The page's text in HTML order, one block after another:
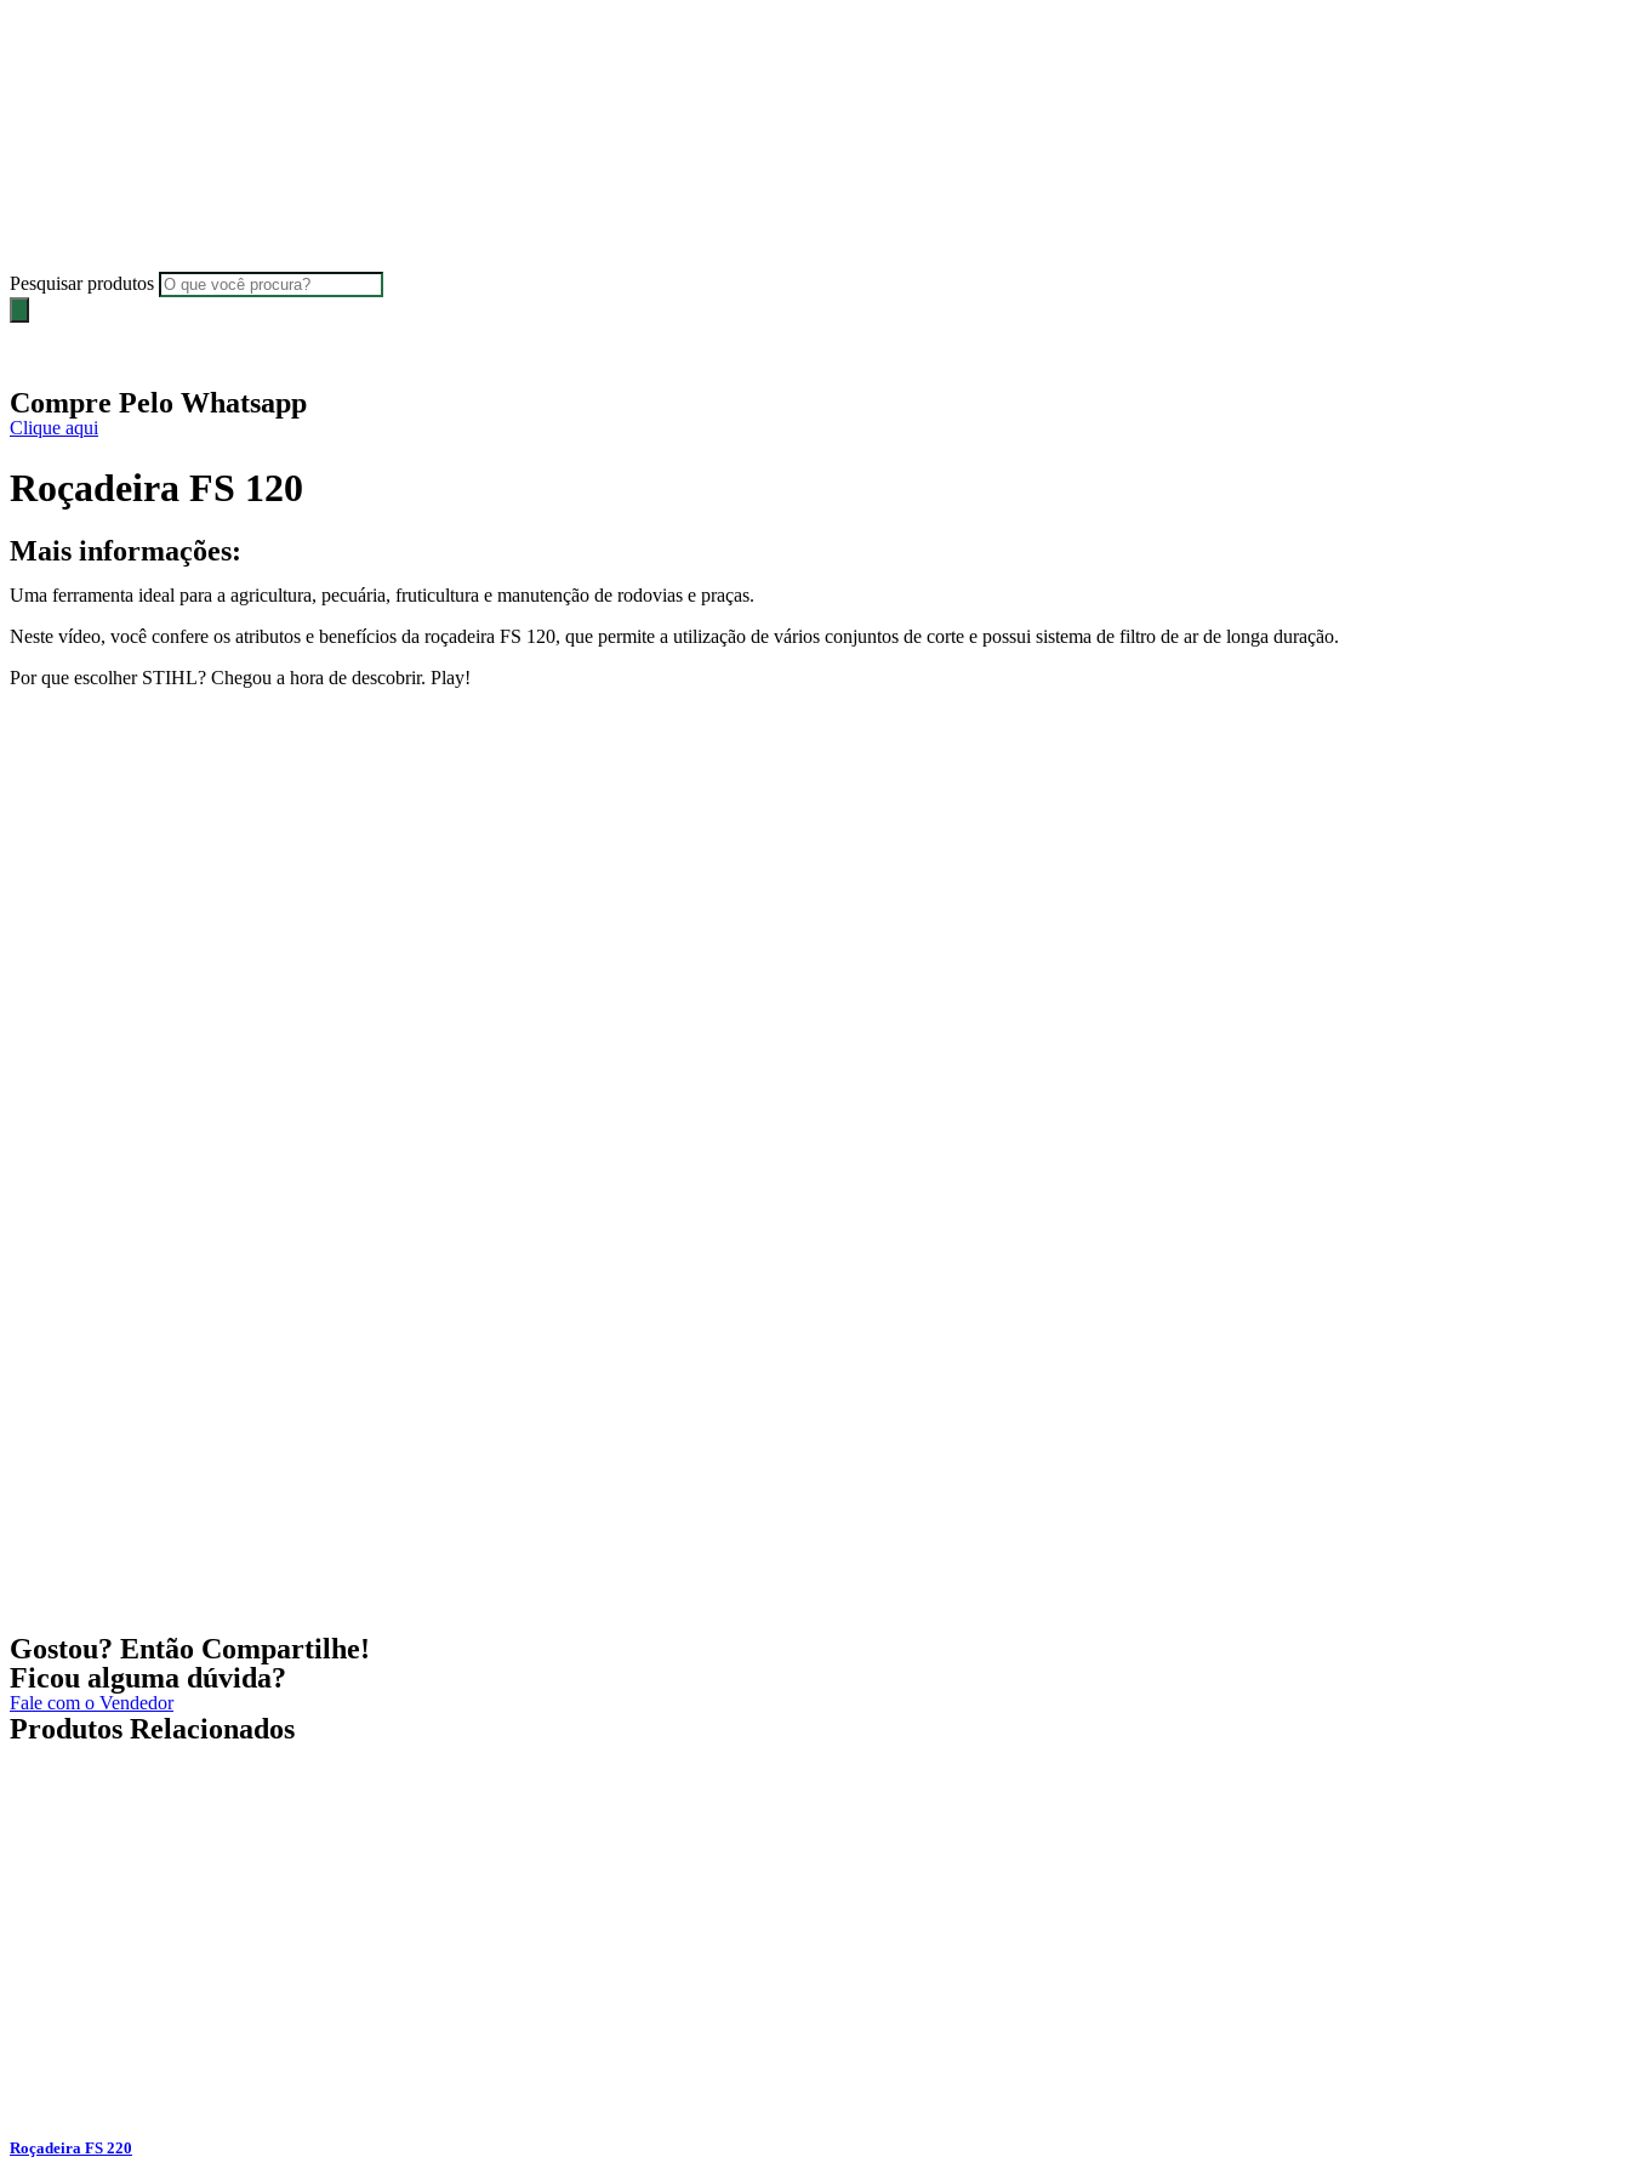
Pesquisar produtos
Compre Pelo Whatsapp
Clique aqui
Roçadeira FS 120
Mais informações:
Uma ferramenta ideal para a agricultura, pecuária, fruticultura e manutenção de rodovias e praças.
Neste vídeo, você confere os atributos e benefícios da roçadeira FS 120, que permite a utilização de vários conjuntos de corte e possui sistema de filtro de ar de longa duração.
Por que escolher STIHL? Chegou a hora de descobrir. Play!
Gostou? Então Compartilhe!
Ficou alguma dúvida?
Fale com o Vendedor
Produtos Relacionados
Roçadeira FS 220